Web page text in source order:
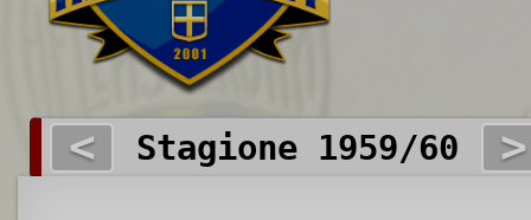
< Stagione 1959/60 >